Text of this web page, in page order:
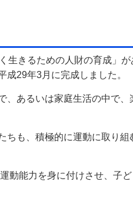
生きるための人財の育成」
29年3月に完成しました。
、あるいは家庭生活の中で、
ちも、積極的に運動に取り
動能力を身に付けさせ、子